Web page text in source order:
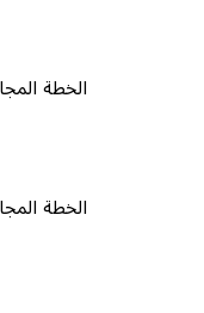
الخطة المجانية ٠
الخطة المجانية ٠